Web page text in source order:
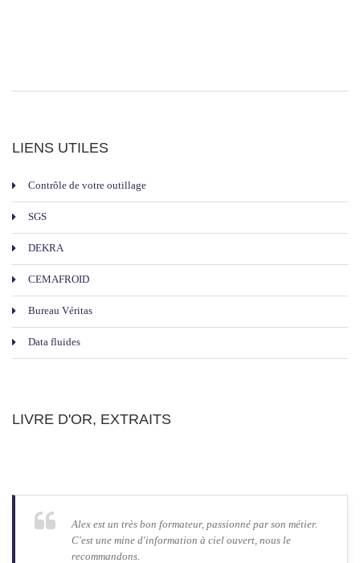
LIENS UTILES
Contrôle de votre outillage
SGS
DEKRA
CEMAFROID
Bureau Véritas
Data fluides
LIVRE D'OR, EXTRAITS
Alex est un très bon formateur, passionné par son métier.
C'est une mine d'information à ciel ouvert, nous le
recommandons.